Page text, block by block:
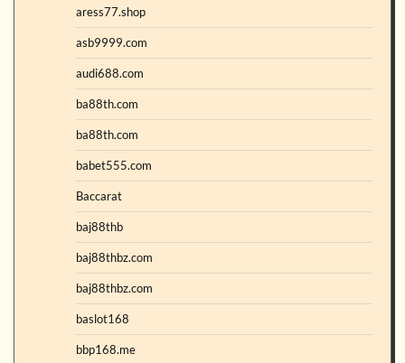
aress77.shop
asb9999.com
audi688.com
ba88th.com
ba88th.com
babet555.com
Baccarat
baj88thb
baj88thbz.com
baj88thbz.com
baslot168
bbp168.me